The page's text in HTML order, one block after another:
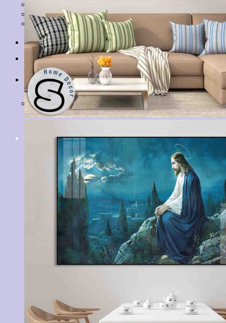
Tranh Tĩnh Vật
Tranh Đồng Quê
Tranh Thuỷ Mặc
Tranh Con Hổ
Tin tức
Liên hệ
Giỏ hàng
Chưa có sản phẩm trong giỏ hàng.
Tìm